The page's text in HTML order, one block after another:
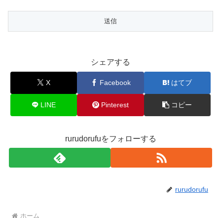
シェアする
X Facebook はてブ
LINE Pinterest コピー
rurudorufuをフォローする
rurudorufu
ホーム